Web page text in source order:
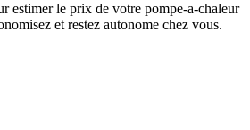
estimer le prix de votre pompe-a-chaleur
et restez autonome chez vous.